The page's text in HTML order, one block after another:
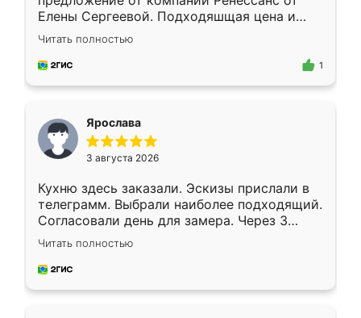
Елены Сергеевой. Подходяшщая цена и
короткие сроки изготовления. Приехавший
для замера сотрудник Владислав
предложил по моему эскизу самый
Читать полностью
1
Ярослава
3 августа 2026
Кухню здесь заказали. Эскизы прислали в
телеграмм. Выбрали наиболее подходящий.
Согласовали день для замера. Через 3
недели кухня была уже готова. Остались
довольны работой. Спасибо Ренессанс
мебель за качественную работу!
Читать полностью